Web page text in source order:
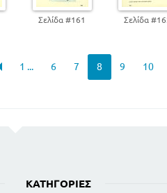
Σελίδα #161 Σελίδα
1 ... 6 7 8 9 10
ΚΑΤΗΓΟΡΊΕΣ